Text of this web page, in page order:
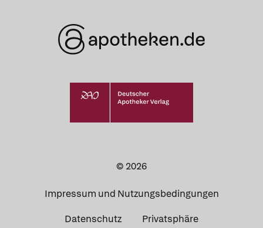
© 2026
Impressum und Nutzungsbedingungen
Datenschutz Privatsphäre